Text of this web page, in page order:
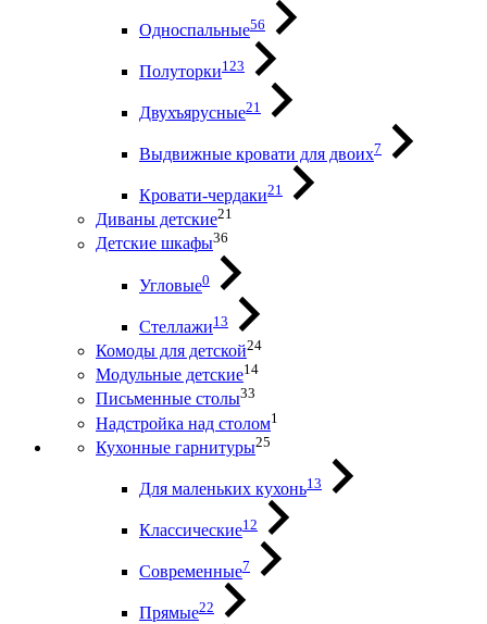
Односпальные56
Полуторки123
Двухъярусные21
Выдвижные кровати для двоих7
Кровати-чердаки21
Диваны детские21
Детские шкафы36
Угловые0
Стеллажи13
Комоды для детской24
Модульные детские14
Письменные столы33
Надстройка над столом1
Кухонные гарнитуры25
Для маленьких кухонь13
Классические12
Современные7
Прямые22